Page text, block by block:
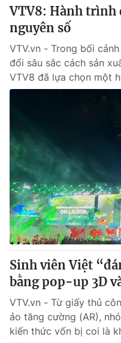
VTV8: Hành
nguyên số
VTV.vn - Trong bối
đổi sâu sắc cách sản
VTV8 đã lựa chọn một
Sinh viên Việt
bằng pop-up 3D
VTV.vn - Từ giấy thủ
ảo tăng cường (AR),
kiến thức vốn bị coi là